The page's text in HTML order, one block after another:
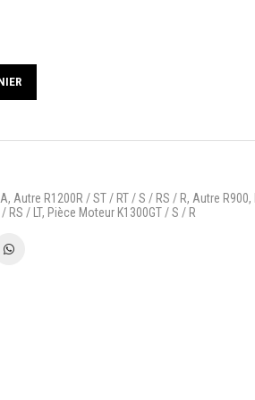
, Autre R1200R / ST / RT / S / RS / R, Autre R900,
RS / LT, Pièce Moteur K1300GT / S / R